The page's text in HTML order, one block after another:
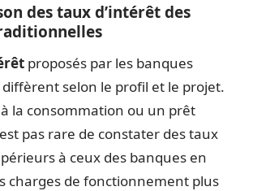
des taux d’intérêt des
proposés par les banques
selon le profil et le projet.
la consommation ou un prêt
pas rare de constater des taux
à ceux des banques en
charges de fonctionnement plus